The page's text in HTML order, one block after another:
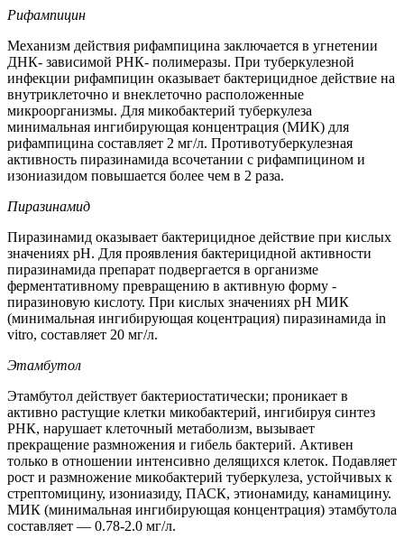
Рифампицин
Механизм действия рифампицина заключается в угнетении
ДНК- зависимой РНК- полимеразы. При туберкулезной
инфекции рифампицин оказывает бактерицидное действие на
внутриклеточно и внеклеточно расположенные
микроорганизмы. Для микобактерий туберкулеза
минимальная ингибирующая концентрация (МИК) для
рифампицина составляет 2 мг/л. Противотуберкулезная
активность пиразинамида всочетании с рифампицином и
изониазидом повышается более чем в 2 раза.
Пиразинамид
Пиразинамид оказывает бактерицидное действие при кислых
значениях pH. Для проявления бактерицидной активности
пиразинамида препарат подвергается в организме
ферментативному превращению в активную форму -
пиразиновую кислоту. При кислых значениях pH МИК
(минимальная ингибирующая коцентрация) пиразинамида in
vitro, составляет 20 мг/л.
Этамбутол
Этамбутол действует бактериостатически; проникает в
активно растущие клетки микобактерий, ингибируя синтез
РНК, нарушает клеточный метаболизм, вызывает
прекращение размножения и гибель бактерий. Активен
только в отношении интенсивно делящихся клеток. Подавляет
рост и размножение микобактерий туберкулеза, устойчивых к
стрептомицину, изониазиду, ПАСК, этионамиду, канамицину.
МИК (минимальная ингибирующая концентрация) этамбутола
составляет — 0.78-2.0 мг/л.